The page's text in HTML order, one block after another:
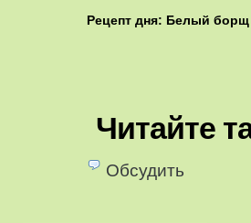
Рецепт дня: Белый борщ
Читайте
Обсудить